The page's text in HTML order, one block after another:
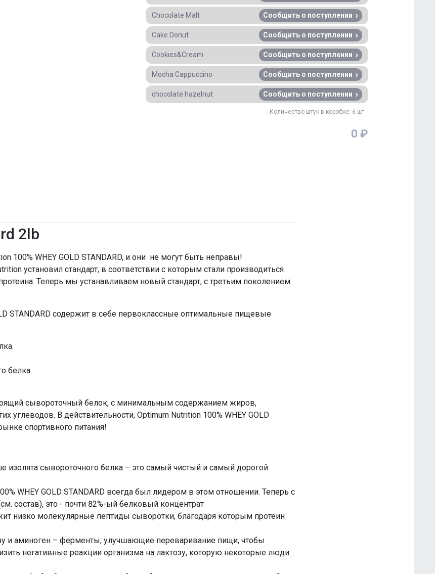
Chocolate Malt Сообщить о поступлении
Cake Donut Сообщить о поступлении
Cookies&Cream Сообщить о поступлении
Mocha Cappuccino Сообщить о поступлении
chocolate hazelnut Сообщить о поступлении
Количество штук в коробке: 6 шт
0 ₽
2lb
100% WHEY GOLD STANDARD, и они не могут быть неправы!
установил стандарт, в соответствии с которым стали производиться
Теперь мы устанавливаем новый стандарт, с третьим поколением
STANDARD содержит в себе первоклассные оптимальные пищевые
белка.
сывороточный белок, с минимальным содержанием жиров,
углеводов. В действительности, Optimum Nutrition 100% WHEY GOLD
спортивного питания!
изолята сывороточного белка – это самый чистый и самый дорогой
WHEY GOLD STANDARD всегда был лидером в этом отношении. Теперь с
состав), это - почти 82%-ый белковый концентрат
низко молекулярные пептиды сыворотки, благодаря которым протеин
и аминоген – ферменты, улучшающие переваривание пищи, чтобы
негативные реакции организма на лактозу, которую некоторые люди